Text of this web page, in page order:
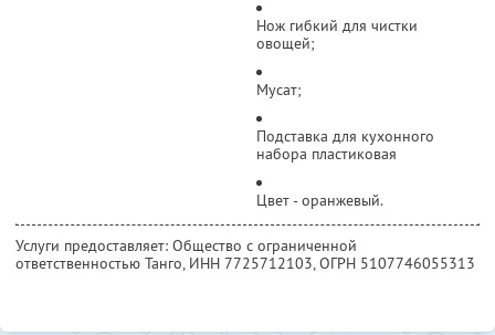
Нож гибкий для чистки
овощей;
Мусат;
Подставка для кухонного
набора пластиковая
Цвет - оранжевый.
Услуги предоставляет: Общество с ограниченной
ответственностью Танго, ИНН 7725712103, ОГРН 5107746055313